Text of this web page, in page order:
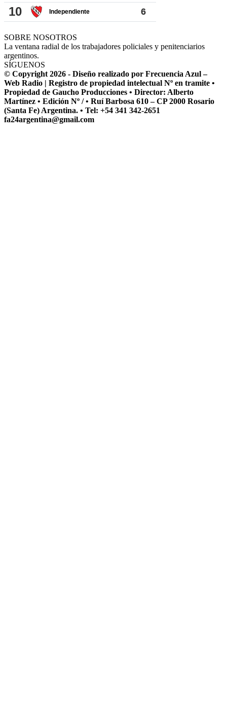
SOBRE NOSOTROS
La ventana radial de los trabajadores policiales y penitenciarios
argentinos.
SÍGUENOS
© Copyright 2026 - Diseño realizado por Frecuencia Azul –
Web Radio | Registro de propiedad intelectual Nº en tramite •
Propiedad de Gaucho Producciones • Director: Alberto
Martínez • Edición Nº / • Ruí Barbosa 610 – CP 2000 Rosario
(Santa Fe) Argentina. • Tel: +54 341 342-2651
fa24argentina@gmail.com